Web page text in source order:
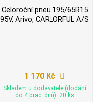
Celoroční pneu 195/65R15
95V, Arivo, CARLORFUL A/S
1 170 Kč
Skladem u dodavatele (dodání
do 4 prac. dnů): 20 ks